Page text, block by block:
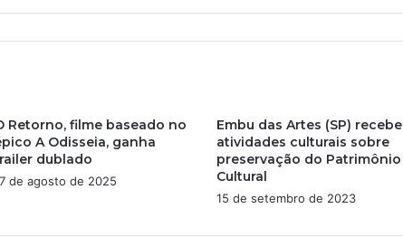
Retorno, filme baseado no
A Odisseia, ganha
dublado
de agosto de 2025
Embu das Artes (SP) recebe
atividades culturais sobre
preservação do Patrimônio
Cultural
15 de setembro de 2023